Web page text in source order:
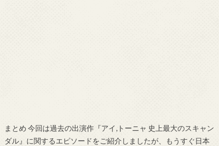
まとめ 今回は過去の出演作『アイ,トーニャ 史上最大のスキャン
ダル』に関するエピソードをご紹介しましたが、もうすぐ日本